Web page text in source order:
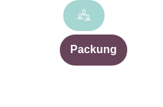
Packung